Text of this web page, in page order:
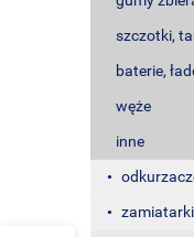
szczotki,
baterie,
węże
inne
zamiatarki